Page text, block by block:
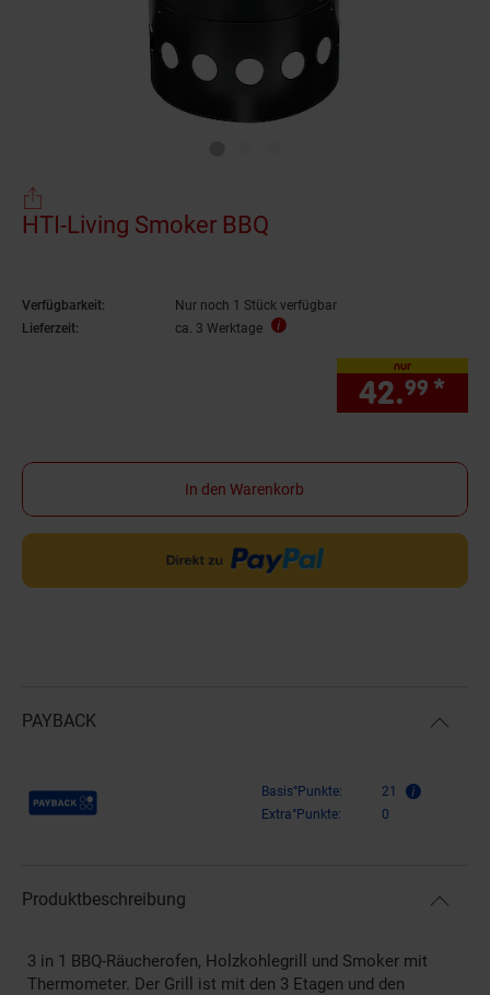
HTI-Living Smoker BBQ
Verfügbarkeit:
Nur noch 1 Stück verfügbar
Lieferzeit:
ca. 3 Werktage
nur
42.99 *
In den Warenkorb
PAYBACK
Payback Punkte Basis°Punkte:
21
Extra°Punkte:
0
Produktbeschreibung
3 in 1 BBQ-Räucherofen, Holzkohlegrill und Smoker mit
Thermometer. Der Grill ist mit den 3 Etagen und den